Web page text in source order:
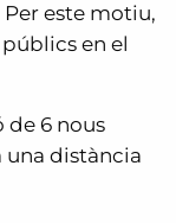
este motiu,
en el
de 6 nous
una distància